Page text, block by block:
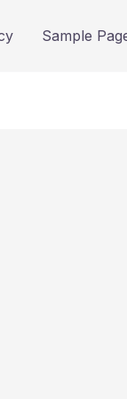
Sample